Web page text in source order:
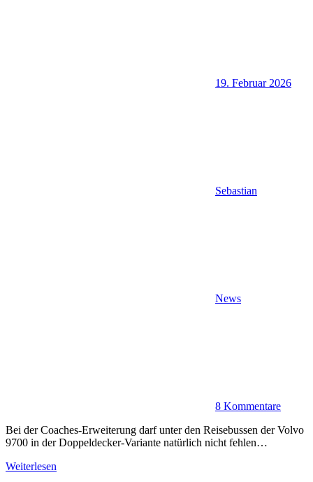
19. Februar 2026
Sebastian
News
8 Kommentare
Bei der Coaches-Erweiterung darf unter den Reisebussen der Volvo
9700 in der Doppeldecker-Variante natürlich nicht fehlen…
Weiterlesen